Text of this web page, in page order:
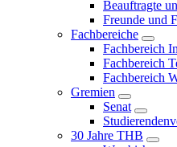
Beauftragte
Freunde und
Fachbereiche
Fachbereich
Fachbereich
Fachbereich
Gremien
Senat
30 Jahre THB